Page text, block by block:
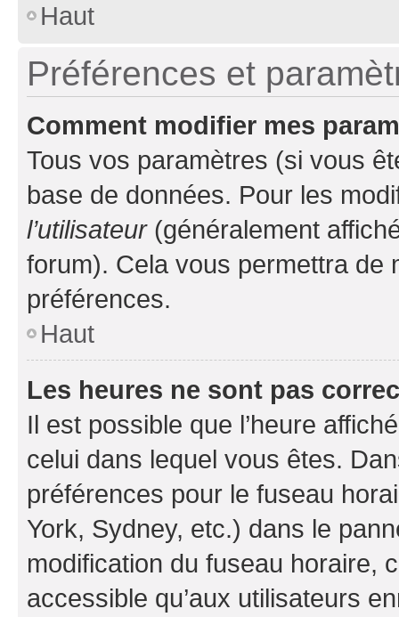
Haut
Préférences et
Comment modifier mes
Tous vos paramètres (si vous
base de données. Pour les
l’utilisateur(généralement
forum). Cela vous permettra de
préférences.
Haut
Les heures ne sont pas
Il est possible que l’heure
celui dans lequel vous êtes.
préférences pour le fuseau
York, Sydney, etc.) dans le
modification du fuseau horaire,
accessible qu’aux utilisateurs